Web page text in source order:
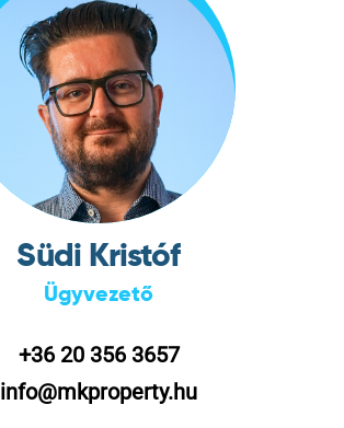
Südi Kristóf
Ügyvezető
+36 20 356 3657
info@mkproperty.hu